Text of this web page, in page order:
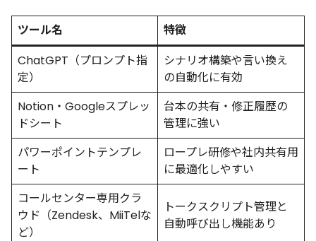
ツール名
特徴
ChatGPT（プロンプト指
定）
シナリオ構築や言い換え
の自動化に有効
Notion・Googleスプレッ
ドシート
台本の共有・修正履歴の
管理に強い
パワーポイントテンプレ
ート
ロープレ研修や社内共有用
に最適化しやすい
コールセンター専用クラ
ウド（Zendesk、MiiTelな
ど）
トークスクリプト管理と
自動呼び出し機能あり